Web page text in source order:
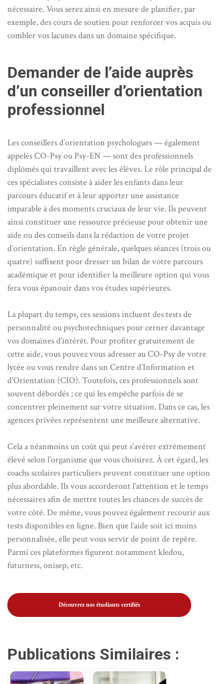
nécessaire. Vous serez ainsi en mesure de planifier, par
exemple, des cours de soutien pour renforcer vos acquis ou
combler vos lacunes dans un domaine spécifique.
Demander de l’aide auprès
d’un conseiller d’orientation
professionnel
Les conseillers d’orientation psychologues — également
appelés CO-Psy ou Psy-EN — sont des professionnels
diplômés qui travaillent avec les élèves. Le rôle principal de
ces spécialistes consiste à aider les enfants dans leur
parcours éducatif et à leur apporter une assistance
imparable à des moments cruciaux de leur vie. Ils peuvent
ainsi constituer une ressource précieuse pour obtenir une
aide ou des conseils dans la rédaction de votre projet
d’orientation. En règle générale, quelques séances (trois ou
quatre) suffisent pour dresser un bilan de votre parcours
académique et pour identifier la meilleure option qui vous
fera vous épanouir dans vos études supérieures.
La plupart du temps, ces sessions incluent des tests de
personnalité ou psychotechniques pour cerner davantage
vos domaines d’intérêt. Pour profiter gratuitement de
cette aide, vous pouvez vous adresser au CO-Psy de votre
lycée ou vous rendre dans un Centre d’Information et
d’Orientation (CIO). Toutefois, ces professionnels sont
souvent débordés ; ce qui les empêche parfois de se
concentrer pleinement sur votre situation. Dans ce cas, les
agences privées représentent une meilleure alternative.
Cela a néanmoins un coût qui peut s’avérer extrêmement
élevé selon l’organisme que vous choisirez. À cet égard, les
coachs scolaires particuliers peuvent constituer une option
plus abordable. Ils vous accorderont l’attention et le temps
nécessaires afin de mettre toutes les chances de succès de
votre côté. De même, vous pouvez également recourir aux
tests disponibles en ligne. Bien que l’aide soit ici moins
personnalisée, elle peut vous servir de point de repère.
Parmi ces plateformes figurent notamment kledou,
futurness, onisep, etc.
Découvrez nos étudiants certifiés
Publications Similaires :